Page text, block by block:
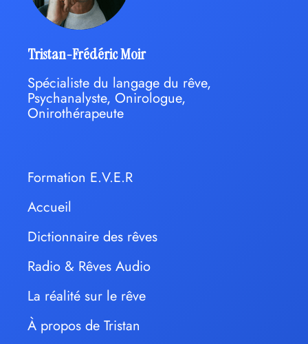
Tristan-Frédéric Moir
Spécialiste du langage du rêve,
Psychanalyste, Onirologue,
Onirothérapeute
Formation E.V.E.R
Accueil
Dictionnaire des rêves
Radio & Rêves Audio
La réalité sur le rêve
À propos de Tristan